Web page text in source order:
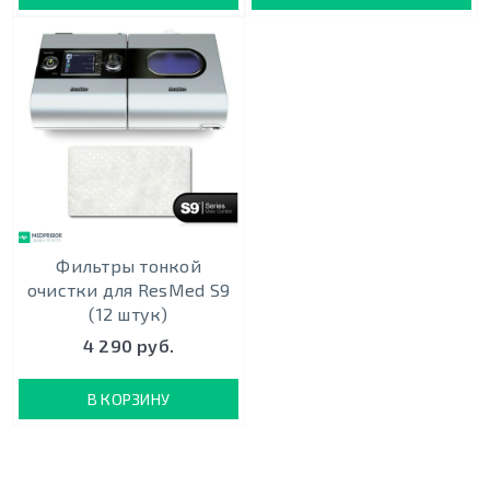
Фильтры тонкой
очистки для ResMed S9
(12 штук)
4 290 руб.
В КОРЗИНУ